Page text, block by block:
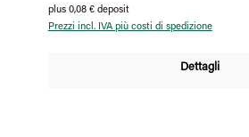
plus 0,08 € deposit
Prezzi incl. IVA più costi di spedizione
Dettagli